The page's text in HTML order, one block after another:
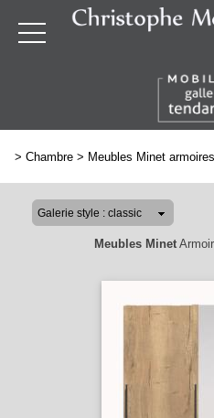
> Chambre > Meubles Minet
Meubles Minet